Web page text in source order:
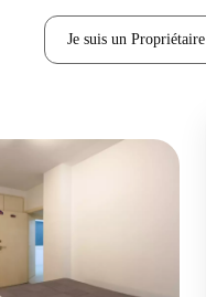
Je suis un Propriétaire